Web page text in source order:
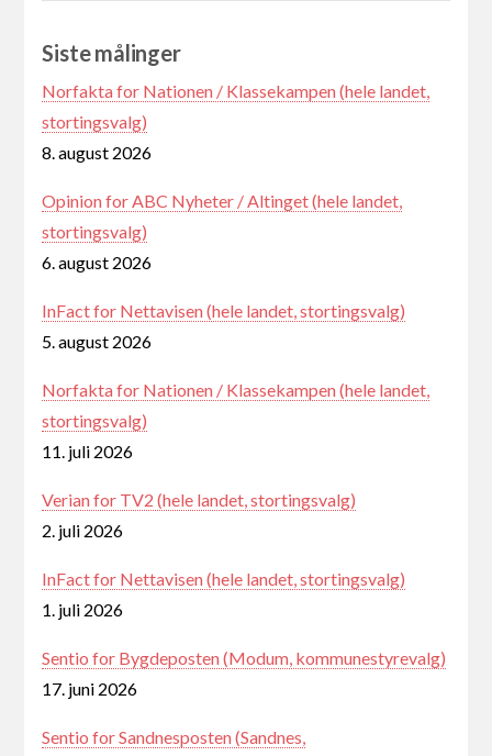
Siste målinger
Norfakta for Nationen / Klassekampen (hele landet,
stortingsvalg)
8. august 2026
Opinion for ABC Nyheter / Altinget (hele landet,
stortingsvalg)
6. august 2026
InFact for Nettavisen (hele landet, stortingsvalg)
5. august 2026
Norfakta for Nationen / Klassekampen (hele landet,
stortingsvalg)
11. juli 2026
Verian for TV2 (hele landet, stortingsvalg)
2. juli 2026
InFact for Nettavisen (hele landet, stortingsvalg)
1. juli 2026
Sentio for Bygdeposten (Modum, kommunestyrevalg)
17. juni 2026
Sentio for Sandnesposten (Sandnes,